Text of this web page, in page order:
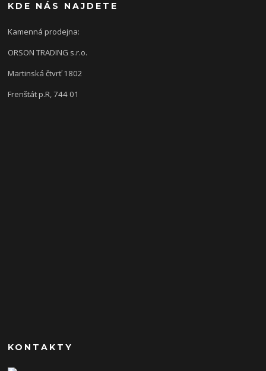
KDE NÁS NAJDETE
Kamenná prodejna:
ORSON TRADING s.r.o.
Martinská čtvrť 1802
Frenštát p.R, 744 01
KONTAKTY